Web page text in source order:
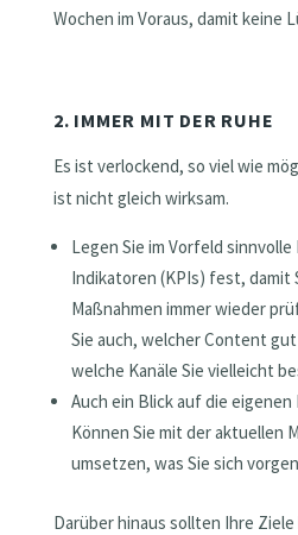
Wochen im Voraus, damit keine
2. IMMER MIT DER RUHE
Es ist verlockend, so viel wie
ist nicht gleich wirksam.
Legen Sie im Vorfeld
Indikatoren (KPIs) fest, damit
Maßnahmen immer wieder
Sie auch, welcher Content
welche Kanäle Sie vielleicht
Auch ein Blick auf die
Können Sie mit der aktuellen
umsetzen, was Sie sich
Darüber hinaus sollten Ihre